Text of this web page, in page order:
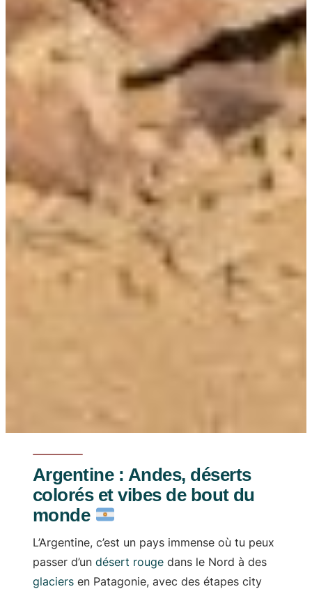
Argentine : Andes, déserts
colorés et vibes de bout du
monde
L’Argentine, c’est un pays immense où tu peux
passer d’un désert rouge dans le Nord à des
glaciers en Patagonie, avec des étapes city